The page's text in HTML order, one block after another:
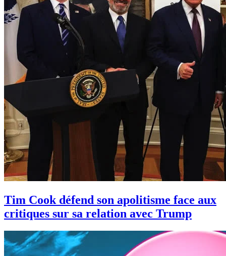
Tim Cook défend son apolitisme face aux
critiques sur sa relation avec Trump